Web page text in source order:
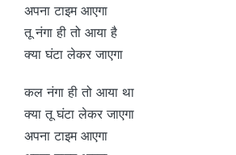
अपना टाइम आएगा
तू नंगा ही तो आया है
क्या घंटा लेकर जाएगा
कल नंगा ही तो आया था
क्या तू घंटा लेकर जाएगा
अपना टाइम आएगा